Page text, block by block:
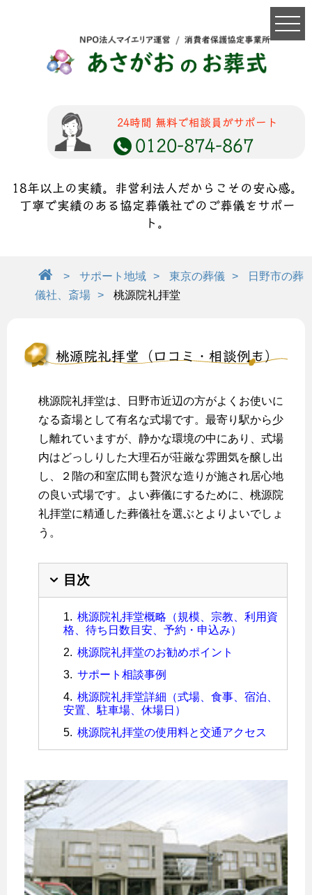
24時間 無料で相談員がサポート
0120-874-867
18年以上の実績。非営利法人だからこその安心感。
丁寧で実績のある協定葬儀社でのご葬儀をサポー
ト。
サポート地域 東京の葬儀
日野市の葬
儀社、斎場
桃源院礼拝堂
桃源院礼拝堂（口コミ・相談例も）
桃源院礼拝堂は、日野市近辺の方がよくお使いに
なる斎場として有名な式場です。最寄り駅から少
し離れていますが、静かな環境の中にあり、式場
内はどっしりした大理石が荘厳な雰囲気を醸し出
し、２階の和室広間も贅沢な造りが施され居心地
の良い式場です。よい葬儀にするために、桃源院
礼拝堂に精通した葬儀社を選ぶとよりよいでしょ
う。
目次
桃源院礼拝堂概略（規模、宗教、利用資
格、待ち日数目安、予約・申込み）
桃源院礼拝堂のお勧めポイント
サポート相談事例
桃源院礼拝堂詳細（式場、食事、宿泊、
安置、駐車場、休場日）
桃源院礼拝堂の使用料と交通アクセス